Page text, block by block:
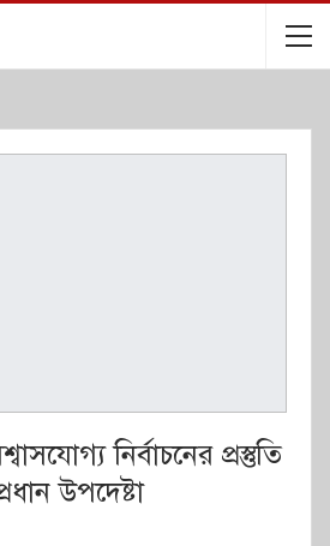
নির্বাচনের প্রস্তুতি
উপদেষ্টা